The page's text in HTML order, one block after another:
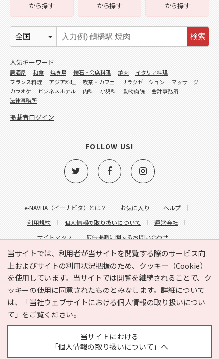
当サイトでは、利用者が当サイトを閲覧する際のサービス向
上およびサイトの利用状況把握のため、クッキー（Cookie）
を使用しています。当サイトでは閲覧を継続されることで、ク
ッキーの使用に同意されたものとみなします。詳細について
は、
「当社ウェブサイトにおける個人情報の取り扱いについ
て」 をご覧ください。
当サイトにおける
「個人情報の取り扱いについて」へ
e-NAVITA（イーナビタ）とは？ お気に入り
ヘルプ
利用規約
個人情報の取り扱いについて
運営会社
サイトマップ
広告掲載に関するお問い合わせ
サイトの内容に関するお問い合わせ
から探す
から探す
から探す
検索
人気キーワード
居酒屋 和食 焼き鳥 懐石・会席料理 焼肉
イタリア料理
フランス料理
アジア料理 喫茶・カフェ リラクゼーション
マッサージ
カラオケ
ビジネスホテル 内科 小児科 動物病院
会計事務所
法律事務所
掲載者ログイン
FOLLOW US!
Copyright © HYOJITO.Co.,Ltd. All Rights Reserved.